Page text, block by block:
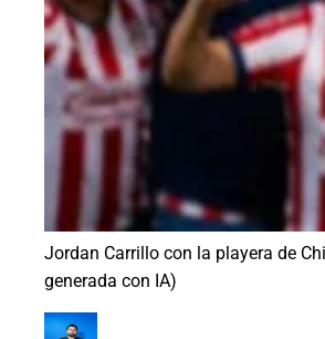
Jordan Carrillo con la playera de
generada con IA)